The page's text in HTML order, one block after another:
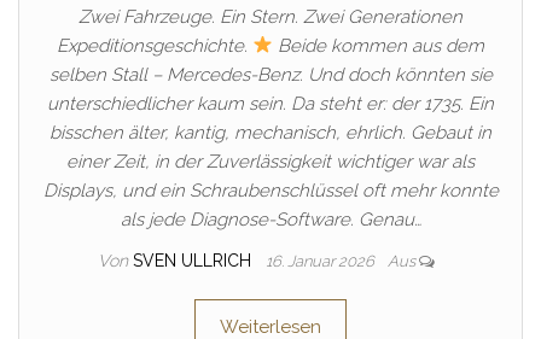
Zwei Fahrzeuge. Ein Stern. Zwei Generationen
Expeditionsgeschichte.
Beide kommen aus dem
selben Stall – Mercedes-Benz. Und doch könnten sie
unterschiedlicher kaum sein. Da steht er: der 1735. Ein
bisschen älter, kantig, mechanisch, ehrlich. Gebaut in
einer Zeit, in der Zuverlässigkeit wichtiger war als
Displays, und ein Schraubenschlüssel oft mehr konnte
als jede Diagnose-Software. Genau…
Von SVEN ULLRICH 16. Januar 2026 Aus
Weiterlesen